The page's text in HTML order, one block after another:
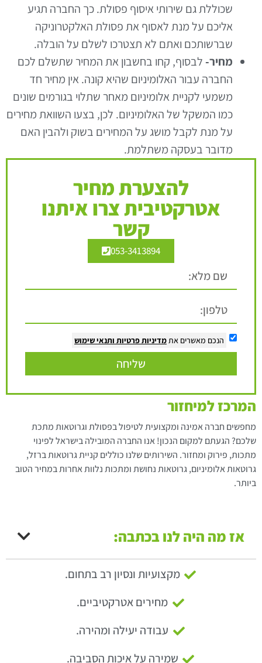
שכוללת גם שירותי איסוף פסולת. כך החברה תגיע
אליכם על מנת לאסוף את פסולת האלקטרוניקה
שברשותכם ואתם לא תצטרכו לשלם על הובלה.
מחיר-לבסוף, קחו בחשבון את המחיר שתשלם לכם
החברה עבור האלומיניום שהיא קונה. אין מחיר חד
משמעי לקניית אלומיניום מאחר שתלוי בגורמים שונים
כמו המשקל של האלומיניום. לכן, בצעו השוואת מחירים
על מנת לקבל מושג על המחירים בשוק ולהבין האם
מדובר בעסקה משתלמת.
להצערת מחיר
אטרקטיבית צרו איתנו
קשר
053-3413894
הנכם מאשרים אתמדיניות פרטיות ותנאי שימוש
שליחה
המרכז למיחזור
מחפשים חברה אמינה ומקצועית לטיפול בפסולת וגרוטאות מתכת
שלכם? הגעתם למקום הנכון! אנו החברה המובילה בישראל לפינוי
מתכות, פירוק ומחזור. השירותים שלנו כוללים קניית גרוטאות ברזל,
גרוטאות אלומיניום, גרוטאות נחושת ומתכות נלוות אחרות במחיר הטוב
ביותר.
אז מה היה לנו בכתבה:
מקצועיות ונסיון רב בתחום.
מחירים אטרקטיביים.
עבודה יעילה ומהירה.
שמירה על איכות הסביבה.